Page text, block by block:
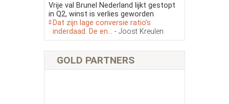
Vrije val Brunel Nederland lijkt gestopt
in Q2, winst is verlies geworden
Dat zijn lage conversie ratio’s
inderdaad. De en... - Joost Kreulen
GOLD PARTNERS